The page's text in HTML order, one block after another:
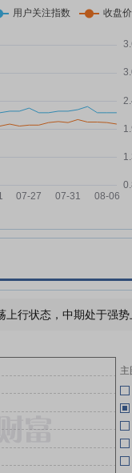
05-30
05-13
05-12
05-07
04-30
04-13
上行状态，中期处于强
主